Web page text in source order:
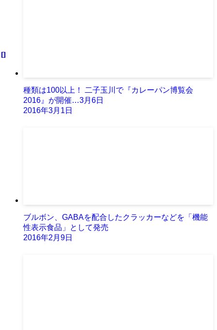
種類は100以上！ 二子玉川で『カレーパン博覧会
2016』が開催…3月6日
2016年3月1日
ブルボン、GABAを配合したクラッカーなどを「機能
性表示食品」として発売
2016年2月9日